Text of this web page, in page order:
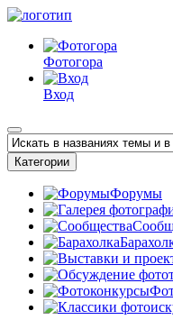
Фотогора
Вход
Категории
Форумы